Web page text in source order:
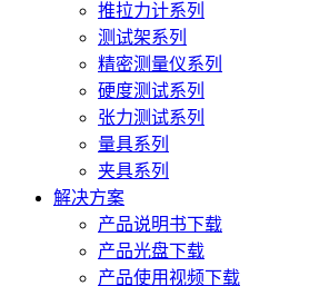
推拉力计系列
测试架系列
精密测量仪系列
硬度测试系列
张力测试系列
量具系列
夹具系列
解决方案
产品说明书下载
产品光盘下载
产品使用视频下载